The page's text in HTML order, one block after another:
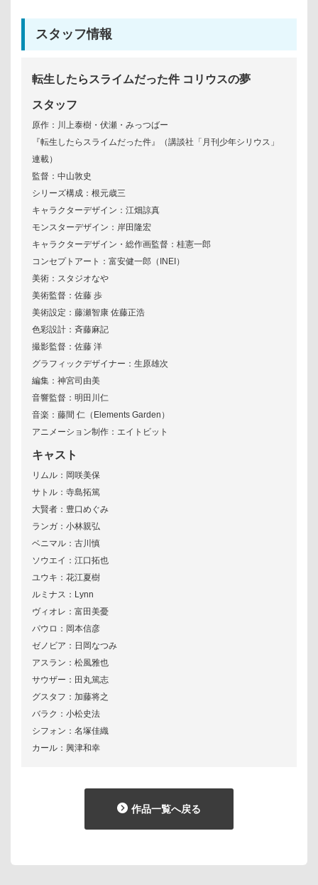
スタッフ情報
転生したらスライムだった件 コリウスの夢
スタッフ
原作：川上泰樹・伏瀬・みっつばー
『転生したらスライムだった件』（講談社「月刊少年シリウス」
連載）
監督：中山敦史
シリーズ構成：根元歳三
キャラクターデザイン：江畑諒真
モンスターデザイン：岸田隆宏
キャラクターデザイン・総作画監督：桂憲一郎
コンセプトアート：富安健一郎（INEI）
美術：スタジオなや
美術監督：佐藤 歩
美術設定：藤瀬智康 佐藤正浩
色彩設計：斉藤麻記
撮影監督：佐藤 洋
グラフィックデザイナー：生原雄次
編集：神宮司由美
音響監督：明田川仁
音楽：藤間 仁（Elements Garden）
アニメーション制作：エイトビット
キャスト
リムル：岡咲美保
サトル：寺島拓篤
大賢者：豊口めぐみ
ランガ：小林親弘
ベニマル：古川慎
ソウエイ：江口拓也
ユウキ：花江夏樹
ルミナス：Lynn
ヴィオレ：富田美憂
パウロ：岡本信彦
ゼノビア：日岡なつみ
アスラン：松風雅也
サウザー：田丸篤志
グスタフ：加藤将之
バラク：小松史法
シフォン：名塚佳織
カール：興津和幸
作品一覧へ戻る